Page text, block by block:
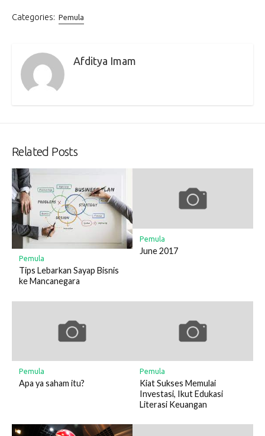
Categories: Pemula
Afditya Imam
Related Posts
Pemula
Tips Lebarkan Sayap Bisnis
ke Mancanegara
Pemula
June 2017
Pemula
Apa ya saham itu?
Pemula
Kiat Sukses Memulai
Investasi, Ikut Edukasi
Literasi Keuangan